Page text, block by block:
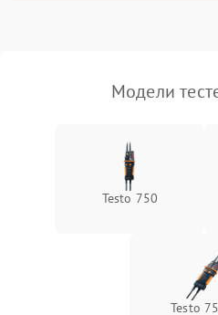
Модели
Testo 750
Testo